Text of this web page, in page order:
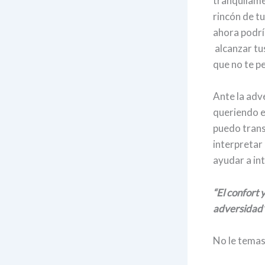
rincón de
ahora
alcanzar
que no te
Ante la
queriendo
puedo
interpretar
ayudar a
“El confort
No le